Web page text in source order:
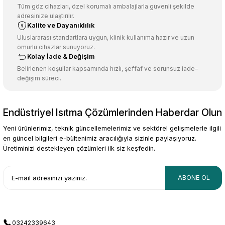
Ürün açıklamasında eksik bilgiler bulunuyor.
Ürün bilgilerinde hatalar bulunuyor.
Ürün fiyatı diğer sitelerden daha pahalı.
Bu ürüne benzer farklı alternatifler olmalı.
Gönder
Tüm göz cihazları, özel korumalı ambalajlarla güvenli şekilde
adresinize ulaştırılır.
Kalite ve Dayanıklılık
Uluslararası standartlara uygun, klinik kullanıma hazır ve uzun
ömürlü cihazlar sunuyoruz.
Kolay İade & Değişim
Belirlenen koşullar kapsamında hızlı, şeffaf ve sorunsuz iade–
değişim süreci.
Endüstriyel Isıtma Çözümlerinden Haberdar Olun
Yeni ürünlerimiz, teknik güncellemelerimiz ve sektörel gelişmelerle ilgili
en güncel bilgileri e-bültenimiz aracılığıyla sizinle paylaşıyoruz.
Üretiminizi destekleyen çözümleri ilk siz keşfedin.
ABONE OL
03242339643